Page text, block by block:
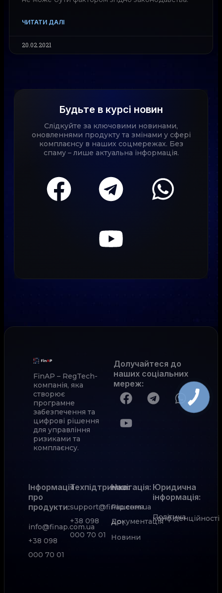
ЧИТАТИ ДАЛІ
20.02.2021
Будьте в курсі новин
Слідкуйте за ключовими новинами,
оновленнями продукту та змінами у сфері
комплаєнсу в наших соцмережах. Без
спаму – лише актуальна інформація.
FinAP – RegTech-
компанія, яка
створює
програмне
забезпечення та
цифрові рішення
для управління
ризиками та
комплаєнсу.
Долучайтеся до
наших соціальних
мереж:
Інформація
про
продукти:
info@finap.com.ua
+38 098
000 70 01
Техпідтримка:
support@finap.com.ua
+38 098
000 70 01
Рішення
Документація
АРІ
Новини
Навігація: Юридична
інформація:
Політика
конфіденційності